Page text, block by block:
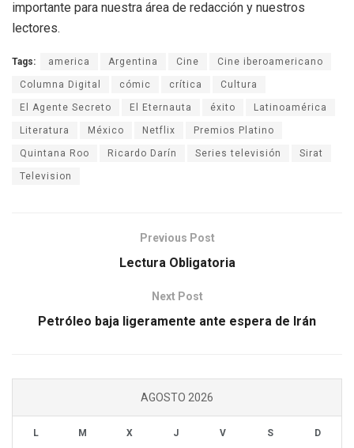
importante para nuestra área de redacción y nuestros
lectores.
Tags: america Argentina Cine Cine iberoamericano
Columna Digital cómic crítica Cultura
El Agente Secreto El Eternauta éxito Latinoamérica
Literatura México Netflix Premios Platino
Quintana Roo Ricardo Darín Series televisión Sirat
Television
Previous Post
Lectura Obligatoria
Next Post
Petróleo baja ligeramente ante espera de Irán
AGOSTO 2026
L M X J V S D